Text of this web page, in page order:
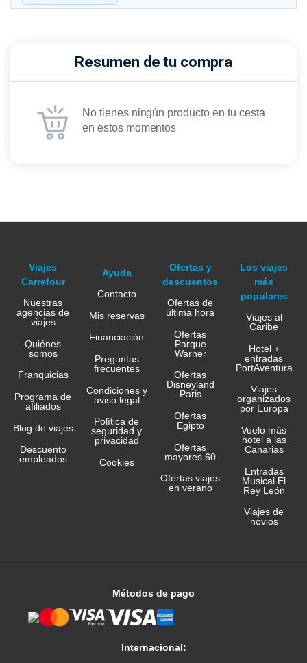
Resumen de tu compra
No tienes ningún producto en tu cesta
en estos momentos
Viajes
Carrefour
Nuestras
agencias de
viajes
Quiénes
somos
Franquicias
Programa de
afiliados
Blog de viajes
Descuento
empleados
Ayuda
Contacto
Mis reservas
Financiación
Preguntas
frecuentes
Condiciones y
aviso legal
Política de
seguridad y
privacidad
Cookies
Ofertas y
descuentos
Ofertas de
última hora
Ofertas
Parque
Warner
Ofertas
Disneyland
Paris
Ofertas
Egipto
Ofertas
mayores 60
Ofertas viajes
en verano
Los viajes
más
populares
Viajes al
Caribe
Hotel +
entradas
PortAventura
Viajes
organizados
por Europa
Vuelo más
hotel a las
Canarias
Entradas
Musical El
Rey León
Viajes de
novios
Métodos de pago
Internacional: